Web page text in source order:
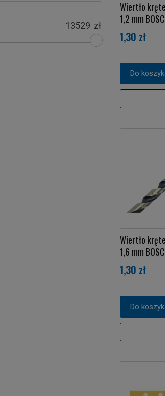
Wiertło
1,2 mm
1,30 zł
Do
Wiertło
1,6 mm
1,30 zł
Do
zł